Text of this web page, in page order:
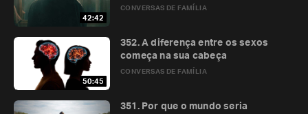
42:42
CONVERSAS DE FAMÍLIA
50:45
CONVERSAS DE FAMÍLIA
352. A diferença entre os sexos
começa na sua cabeça
351. Por que o mundo seria